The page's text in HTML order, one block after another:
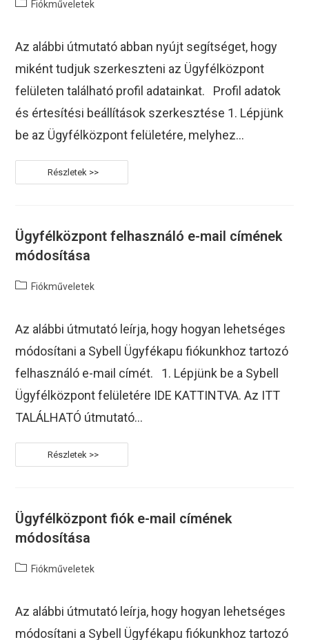
PostFiókműveletek
Az alábbi útmutató abban nyújt segítséget, hogy
miként tudjuk szerkeszteni az Ügyfélközpont
felületen található profil adatainkat. Profil adatok
és értesítési beállítások szerkesztése 1. Lépjünk
be az Ügyfélközpont felületére, melyhez…
Profil
Ügyfélközpont felhasználó e-mail címének
módosítása
PostFiókműveletek
Az alábbi útmutató leírja, hogy hogyan lehetséges
módosítani a Sybell Ügyfékapu fiókunkhoz tartozó
felhasználó e-mail címét. 1. Lépjünk be a Sybell
Ügyfélközpont felületére IDE KATTINTVA. Az ITT
TALÁLHATÓ útmutató…
Felhasználó
Ügyfélközpont fiók e-mail címének
módosítása
PostFiókműveletek
Az alábbi útmutató leírja, hogy hogyan lehetséges
módosítani a Sybell Ügyfékapu fiókunkhoz tartozó